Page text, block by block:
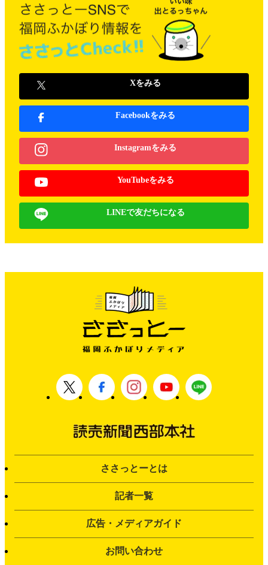
Xをみる
Facebookをみる
Instagramをみる
YouTubeをみる
LINEで友だちになる
ささっとーとは
記者一覧
広告・メディアガイド
お問い合わせ